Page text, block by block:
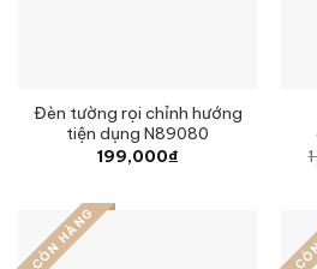
Đèn tường rọi chỉnh hướng
tiện dụng N89080
199,000₫
CÒN HÀNG